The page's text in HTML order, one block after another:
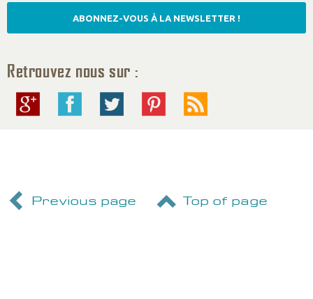
ABONNEZ-VOUS À LA NEWSLETTER !
Retrouvez nous sur :
Previous page Top of page